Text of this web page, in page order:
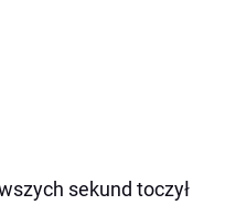
sekund toczył